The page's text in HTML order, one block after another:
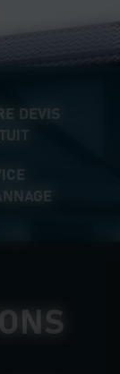
DEVIS